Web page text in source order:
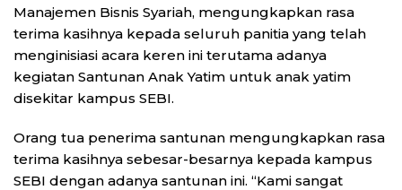
Manajemen Bisnis Syariah, mengungkapkan rasa
terima kasihnya kepada seluruh panitia yang telah
menginisiasi acara keren ini terutama adanya
kegiatan Santunan Anak Yatim untuk anak yatim
disekitar kampus SEBI.
Orang tua penerima santunan mengungkapkan rasa
terima kasihnya sebesar-besarnya kepada kampus
SEBI dengan adanya santunan ini. “Kami sangat